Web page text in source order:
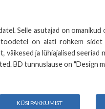
Selle asutajad on
on alati rohkem sidet
ja lühiajalised
BD tunnuslause on "Design
KÜSI PAKKUMIST